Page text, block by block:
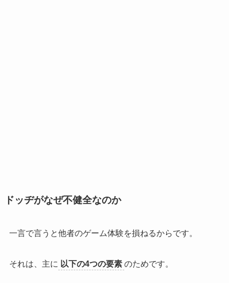
ドッヂがなぜ不健全なのか
一言で言うと他者のゲーム体験を損ねるからです。
それは、主に 以下の4つの要素 のためです。